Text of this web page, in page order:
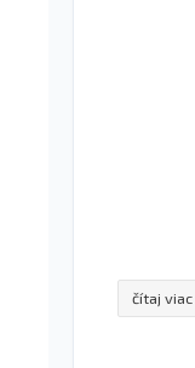
čítaj viac